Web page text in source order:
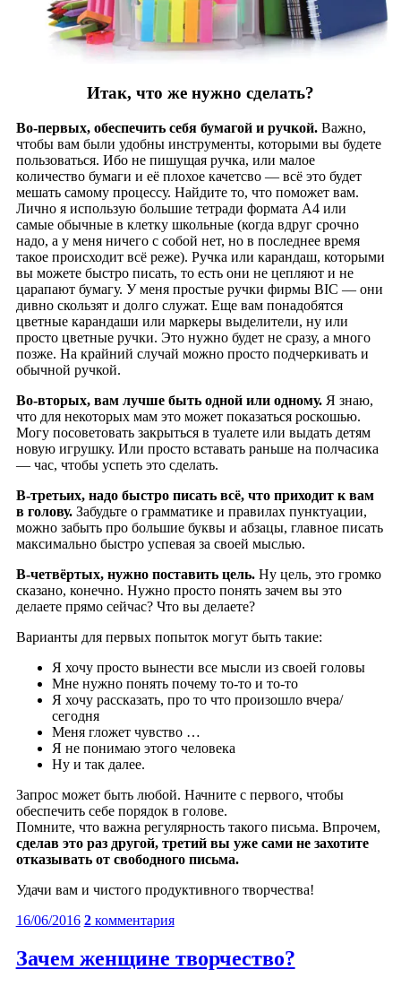
Итак, что же нужно сделать?
Во-первых, обеспечить себя бумагой и ручкой.Важно,
чтобы вам были удобны инструменты, которыми вы будете
пользоваться. Ибо не пишущая ручка, или малое
количество бумаги и её плохое качетсво — всё это будет
мешать самому процессу. Найдите то, что поможет вам.
Лично я использую большие тетради формата А4 или
самые обычные в клетку школьные (когда вдруг срочно
надо, а у меня ничего с собой нет, но в последнее время
такое происходит всё реже). Ручка или карандаш, которыми
вы можете быстро писать, то есть они не цепляют и не
царапают бумагу. У меня простые ручки фирмы BIC — они
дивно скользят и долго служат. Еще вам понадобятся
цветные карандаши или маркеры выделители, ну или
просто цветные ручки. Это нужно будет не сразу, а много
позже. На крайний случай можно просто подчеркивать и
обычной ручкой.
Во-вторых, вам лучше быть одной или одному.Я знаю,
что для некоторых мам это может показаться роскошью.
Могу посоветовать закрыться в туалете или выдать детям
новую игрушку. Или просто вставать раньше на полчасика
— час, чтобы успеть это сделать.
В-третьих, надо быстро писать всё, что приходит к вам
в голову.Забудьте о грамматике и правилах пунктуации,
можно забыть про большие буквы и абзацы, главное писать
максимально быстро успевая за своей мыслью.
В-четвёртых, нужно поставить цель.Ну цель, это громко
сказано, конечно. Нужно просто понять зачем вы это
делаете прямо сейчас? Что вы делаете?
Варианты для первых попыток могут быть такие:
Я хочу просто вынести все мысли из своей головы
Мне нужно понять почему то-то и то-то
Я хочу рассказать, про то что произошло вчера/
сегодня
Меня гложет чувство …
Я не понимаю этого человека
Ну и так далее.
Запрос может быть любой. Начните с первого, чтобы
обеспечить себе порядок в голове.
Помните, что важна регулярность такого письма. Впрочем,
сделав это раз другой, третий вы уже сами не захотите
отказывать от свободного письма.
Удачи вам и чистого продуктивного творчества!
16/06/2016 2комментария
Зачем женщине творчество?